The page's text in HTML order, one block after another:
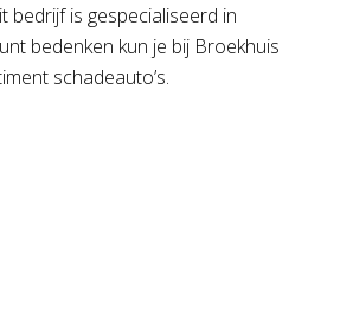
bedrijf is gespecialiseerd in
bedenken kun je bij Broekhuis
schadeauto’s.